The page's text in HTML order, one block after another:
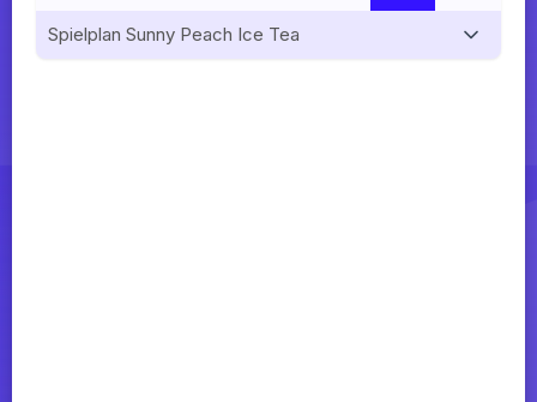
Spielplan Sunny Peach Ice Tea